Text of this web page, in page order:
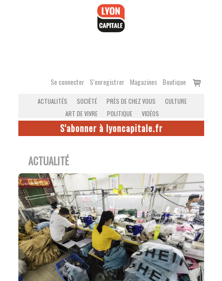
Se connecter S’enregistrer Magazines Boutique
Voir
ACTUALITÉS SOCIÉTÉ PRÈS DE CHEZ VOUS
CULTURE
ART DE VIVRE
POLITIQUE VIDÉOS
S'abonner à lyoncapitale.fr
ACTUALITÉ